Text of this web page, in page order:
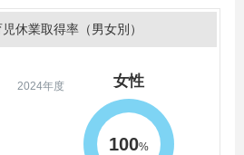
休業取得率（男女別）
2024年度 女性
100%